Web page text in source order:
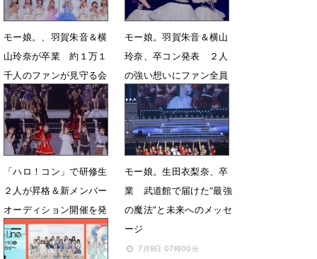
モー娘。、羽賀朱音＆横
山玲奈が卒業 約１万１
千人のファンが見守る会
場で35曲を披露
12月7日 09時00分
モー娘。羽賀朱音＆横山
玲奈、卒コン発表 ２人
の強い想いにファン全員
が万歳三唱
9月23日 21時01分
「ハロ！コン」で研修生
２人が昇格＆新メンバー
オーディション開催を発
表
8月16日 18時46分
モー娘。生田衣梨奈、卒
業 武道館で届けた“最強
の魔法”と未来へのメッセ
ージ
7月9日 07時00分